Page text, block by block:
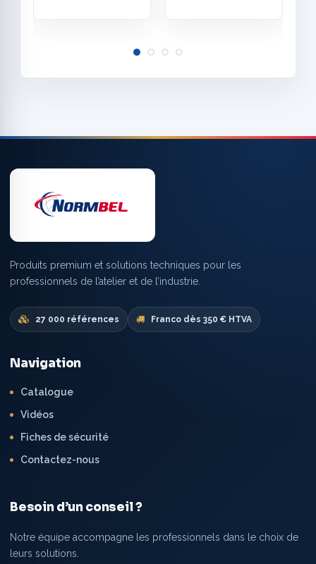
Produits premium et solutions techniques pour les
professionnels de l’atelier et de l’industrie.
27 000 références Franco dès 350 € HTVA
Navigation
Catalogue
Vidéos
Fiches de sécurité
Contactez-nous
Besoin d’un conseil ?
Notre équipe accompagne les professionnels dans le choix de
leurs solutions.